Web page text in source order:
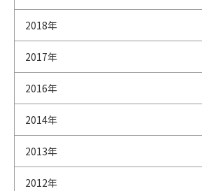
2018年
2017年
2016年
2014年
2013年
2012年